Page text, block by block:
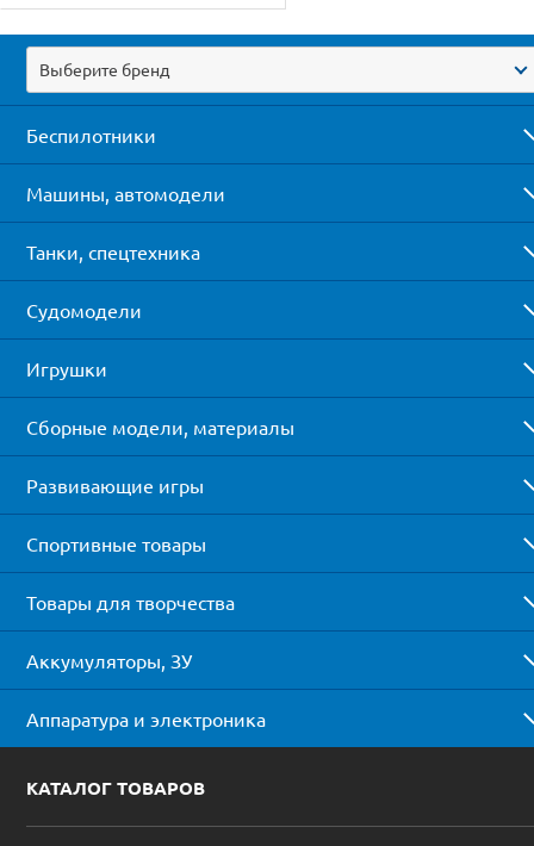
Выберите бренд
Беспилотники
Машины, автомодели
Танки, спецтехника
Судомодели
Игрушки
Сборные модели, материалы
Развивающие игры
Спортивные товары
Товары для творчества
Аккумуляторы, ЗУ
Аппаратура и электроника
КАТАЛОГ ТОВАРОВ